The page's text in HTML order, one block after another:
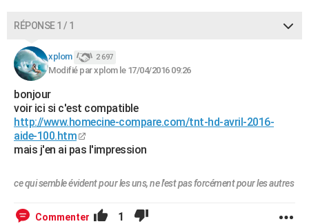
AVIS DE DÉCÈS
FORUM
Bricolage
Lifestyle
Culture
Sport
Auto
Television
Voyage
Cinema
RÉPONSE 1 / 1
xplom 2 697
Modifié par xplom le 17/04/2016 09:26
bonjour
voir ici si c'est compatible
http://www.homecine-compare.com/tnt-hd-avril-2016-
aide-100.htm
mais j'en ai pas l'impression
ce qui semble évident pour les uns, ne l'est pas forcément pour les autres
Commenter 1